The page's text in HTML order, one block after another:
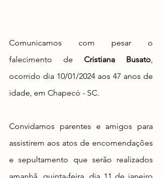
Comunicamos com pesar o
falecimento de Cristiana Busato
ocorrido dia 10/01/2024 aos 47 anos de
idade, em Chapecó - SC.
Convidamos parentes e amigos para
assistirem aos atos de encomendações
e sepultamento que serão realizados
amanhã, quinta-feira, dia 11 de janeiro